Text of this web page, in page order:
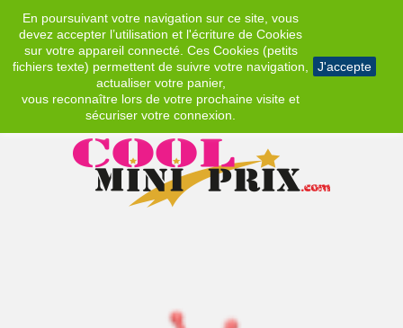
En poursuivant votre navigation sur ce site, vous
devez accepter l’utilisation et l'écriture de Cookies
sur votre appareil connecté. Ces Cookies (petits
fichiers texte) permettent de suivre votre navigation,
actualiser votre panier,
vous reconnaître lors de votre prochaine visite et
sécuriser votre connexion.
J'accepte
EUR